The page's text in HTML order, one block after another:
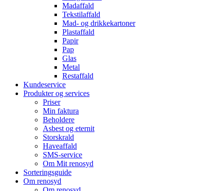
Madaffald
Tekstilaffald
Mad- og drikkekartoner
Plastaffald
Papir
Pap
Glas
Metal
Restaffald
Kundeservice
Produkter og services
Priser
Min faktura
Beholdere
Asbest og eternit
Storskrald
Haveaffald
SMS-service
Om Mit renosyd
Sorteringsguide
Om renosyd